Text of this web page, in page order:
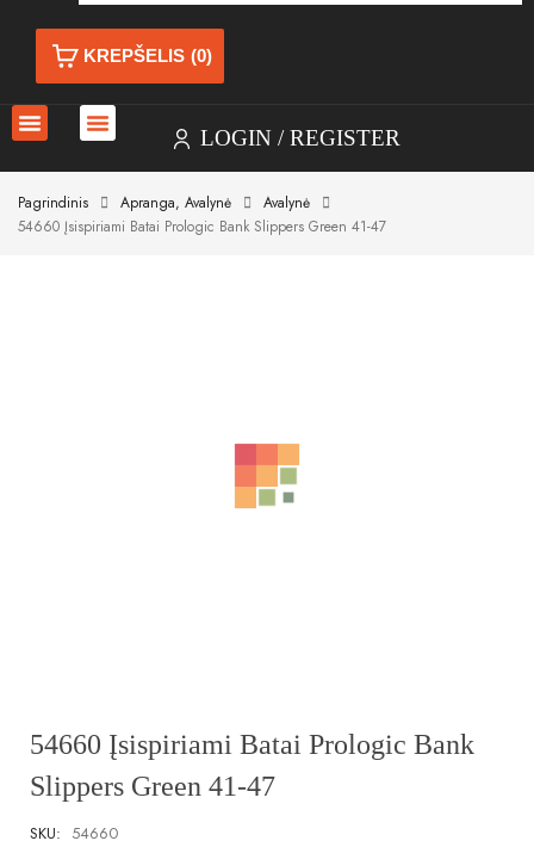
KREPŠELIS (0)
LOGIN REGISTER
Pagrindinis Apranga, Avalynė
Avalynė
54660 Įsispiriami Batai Prologic Bank Slippers Green 41-47
54660 Įsispiriami Batai Prologic Bank
Slippers Green 41-47
SKU: 54660